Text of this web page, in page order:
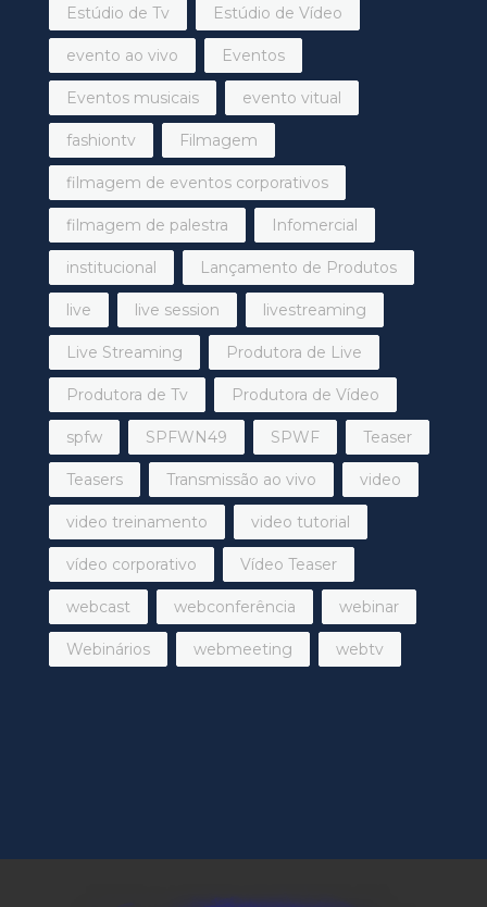
Estúdio de Tv Estúdio de Vídeo
evento ao vivo Eventos
Eventos musicais evento vitual
fashiontv Filmagem
filmagem de eventos corporativos
filmagem de palestra Infomercial
institucional Lançamento de Produtos
live live session livestreaming
Live Streaming Produtora de Live
Produtora de Tv Produtora de Vídeo
spfw SPFWN49 SPWF Teaser
Teasers Transmissão ao vivo video
video treinamento video tutorial
vídeo corporativo Vídeo Teaser
webcast webconferência webinar
Webinários webmeeting webtv